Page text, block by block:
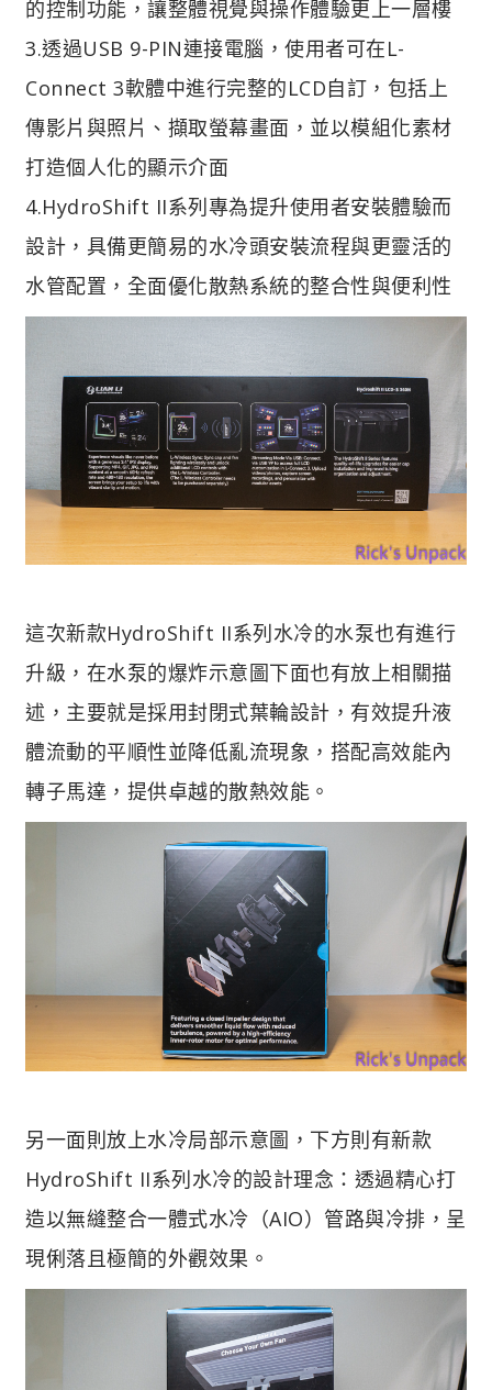
的控制功能，讓整體視覺與操作體驗更上一層樓
3.透過USB 9-PIN連接電腦，使用者可在L-
Connect 3軟體中進行完整的LCD自訂，包括上
傳影片與照片、擷取螢幕畫面，並以模組化素材
打造個人化的顯示介面
4.HydroShift II系列專為提升使用者安裝體驗而
設計，具備更簡易的水冷頭安裝流程與更靈活的
水管配置，全面優化散熱系統的整合性與便利性
這次新款HydroShift II系列水冷的水泵也有進行
升級，在水泵的爆炸示意圖下面也有放上相關描
述，主要就是採用封閉式葉輪設計，有效提升液
體流動的平順性並降低亂流現象，搭配高效能內
轉子馬達，提供卓越的散熱效能。
另一面則放上水冷局部示意圖，下方則有新款
HydroShift II系列水冷的設計理念：透過精心打
造以無縫整合一體式水冷（AIO）管路與冷排，呈
現俐落且極簡的外觀效果。